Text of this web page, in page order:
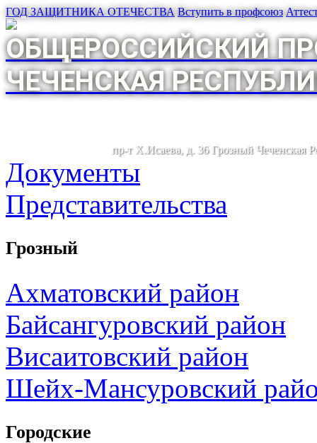
ГОД ЗАЩИТНИКА ОТЕЧЕСТВА Вступить в профсоюз
ОБЩЕРОССИЙСКИЙ
ЧЕЧЕНСКАЯ
пр-т Х.Исаева, д. 36 Грозный Чеченская
Документы
Представительства
Грозный
Ахматовский район
Байсангуровский район
Висаитовский район
Шейх-Мансуровский
Городские